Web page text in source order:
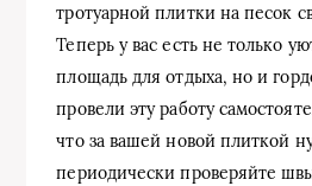
тротуарной плитки на песок
Теперь у вас есть не только
площадь для отдыха, но и
провели эту работу
что за вашей новой плиткой
периодически проверяйте